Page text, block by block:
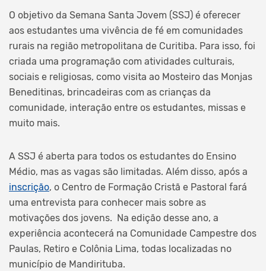
O objetivo da Semana Santa Jovem (SSJ) é oferecer
aos estudantes uma vivência de fé em comunidades
rurais na região metropolitana de Curitiba. Para isso, foi
criada uma programação com atividades culturais,
sociais e religiosas, como visita ao Mosteiro das Monjas
Beneditinas, brincadeiras com as crianças da
comunidade, interação entre os estudantes, missas e
muito mais.
A SSJ é aberta para todos os estudantes do Ensino
Médio, mas as vagas são limitadas. Além disso, após a
inscrição, o Centro de Formação Cristã e Pastoral fará
uma entrevista para conhecer mais sobre as
motivações dos jovens. Na edição desse ano, a
experiência acontecerá na Comunidade Campestre dos
Paulas, Retiro e Colônia Lima, todas localizadas no
município de Mandirituba.